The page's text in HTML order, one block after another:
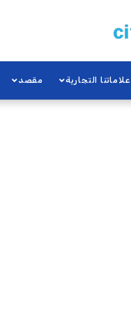
مقصد علاماتنا التجارية